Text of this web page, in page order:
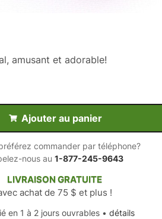
amusant et adorable!
Ajouter au panier
commander par téléphone?
nous au 1-877-245-9643
LIVRAISON GRATUITE
achat de 75 $ et plus !
en 1 à 2 jours ouvrables • détails